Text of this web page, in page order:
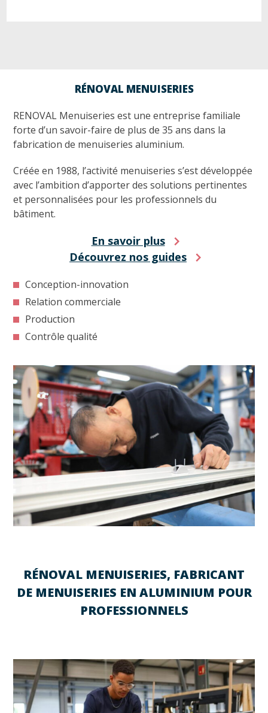
RÉNOVAL MENUISERIES
RENOVAL Menuiseries est une entreprise familiale
forte d’un savoir-faire de plus de 35 ans dans la
fabrication de menuiseries aluminium.
Créée en 1988, l’activité menuiseries s’est développée
avec l’ambition d’apporter des solutions pertinentes
et personnalisées pour les professionnels du
bâtiment.
En savoir plus
Découvrez nos guides
Conception-innovation
Relation commerciale
Production
Contrôle qualité
RÉNOVAL MENUISERIES, FABRICANT
DE MENUISERIES EN ALUMINIUM POUR
PROFESSIONNELS